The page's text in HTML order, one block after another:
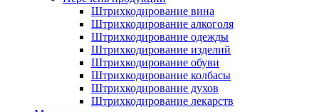
Штрихкодирование вина
Штрихкодирование алкоголя
Штрихкодирование одежды
Штрихкодирование изделий
Штрихкодирование обуви
Штрихкодирование колбасы
Штрихкодирование духов
Штрихкодирование лекарств